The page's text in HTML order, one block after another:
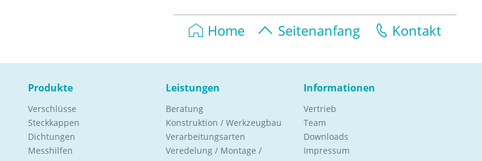
Home Seitenanfang Kontakt
Produkte
Verschlüsse
Steckkappen
Dichtungen
Messhilfen
Leistungen
Beratung
Konstruktion / Werkzeugbau
Verarbeitungsarten
Veredelung / Montage /
Informationen
Vertrieb
Team
Downloads
Impressum